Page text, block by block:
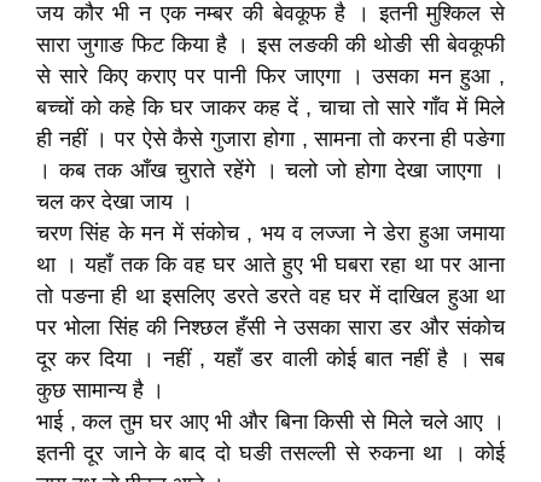
जय कौर भी न एक नम्बर की बेवकूफ है । इतनी मुश्किल से
सारा जुगाङ फिट किया है । इस लङकी की थोङी सी बेवकूफी
से सारे किए कराए पर पानी फिर जाएगा । उसका मन हुआ ,
बच्चों को कहे कि घर जाकर कह दें , चाचा तो सारे गाँव में मिले
ही नहीं । पर ऐसे कैसे गुजारा होगा , सामना तो करना ही पङेगा
। कब तक आँख चुराते रहेंगे । चलो जो होगा देखा जाएगा ।
चल कर देखा जाय ।
चरण सिंह के मन में संकोच , भय व लज्जा ने डेरा हुआ जमाया
था । यहाँ तक कि वह घर आते हुए भी घबरा रहा था पर आना
तो पङना ही था इसलिए डरते डरते वह घर में दाखिल हुआ था
पर भोला सिंह की निश्छल हँसी ने उसका सारा डर और संकोच
दूर कर दिया । नहीं , यहाँ डर वाली कोई बात नहीं है । सब
कुछ सामान्य है ।
भाई , कल तुम घर आए भी और बिना किसी से मिले चले आए ।
इतनी दूर जाने के बाद दो घङी तसल्ली से रुकना था । कोई